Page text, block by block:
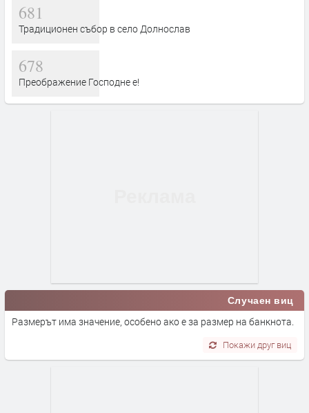
681
Традиционен събор в село Долнослав
678
Преображение Господне е!
Случаен виц
Размерът има значение, особено ако е за размер на банкнота.
Покажи друг виц